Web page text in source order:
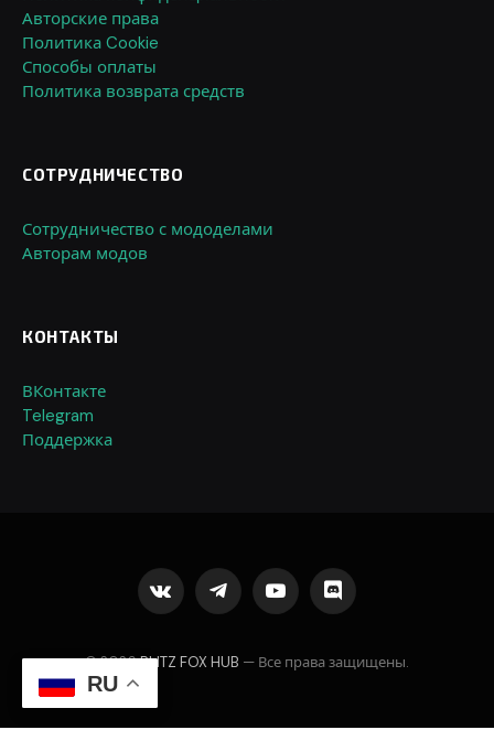
Авторские права
Политика Cookie
Способы оплаты
Политика возврата средств
СОТРУДНИЧЕСТВО
Сотрудничество с мододелами
Авторам модов
КОНТАКТЫ
ВКонтакте
Telegram
Поддержка
VKontakteTelegramYouTubeDiscord
© 2026BLITZ FOX HUB — Все права защищены.
RU